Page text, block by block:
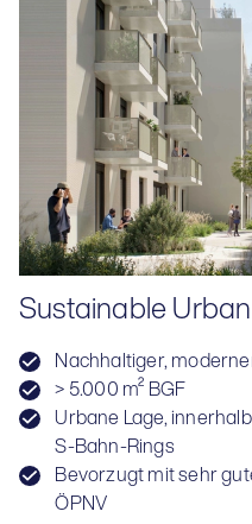
Sustainable
Nachhaltiger,
> 5.000 m² BGF
Urbane Lage,
S-Bahn-Rings
Bevorzugt mit sehr
ÖPNV